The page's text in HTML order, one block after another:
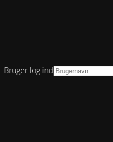
Bruger log ind